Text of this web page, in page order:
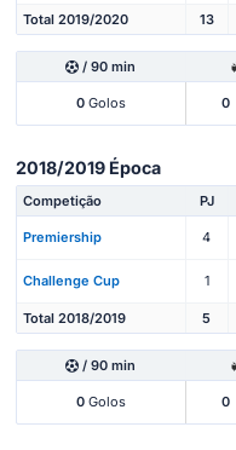
Total 2019/2020 13
/ 90 min
0Golos 0
2018/2019 Época
Competição PJ
Premiership 4
Challenge Cup 1
Total 2018/2019 5
/ 90 min
0Golos 0